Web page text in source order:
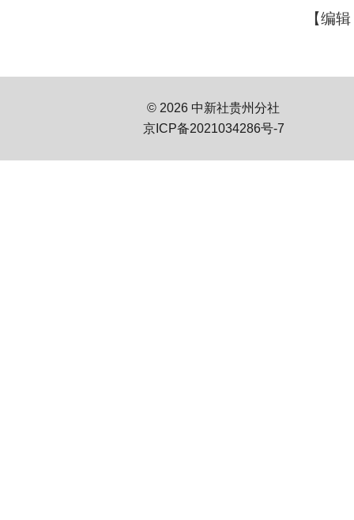
【编
© 2026 中新社贵州分社
京ICP备2021034286号-7